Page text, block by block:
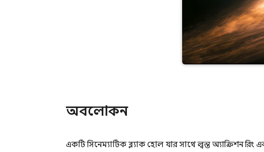
অবলোকন
একটি সিনেম্যাটিক ব্ল্যাক হোল যার সাথে জ্বলন্ত অ্যাক্রিশন